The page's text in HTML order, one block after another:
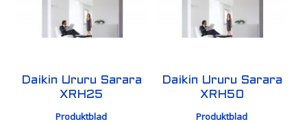
Daikin Ururu Sarara
XRH25
Produktblad
Daikin Ururu Sarara
XRH50
Produktblad